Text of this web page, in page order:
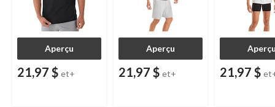
Aperçu
21,97 $ et+
Aperçu
21,97 $ et+ 21,97 $